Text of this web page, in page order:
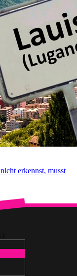
erkennst, musst